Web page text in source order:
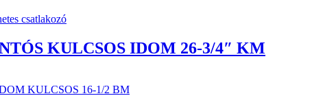
KULCSOS IDOM 26-3/4″ KM